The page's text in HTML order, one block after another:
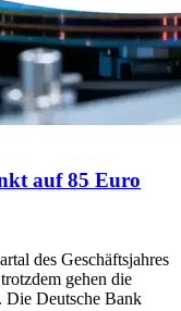
auf 85 Euro
des Geschäftsjahres
gehen die
Die Deutsche Bank